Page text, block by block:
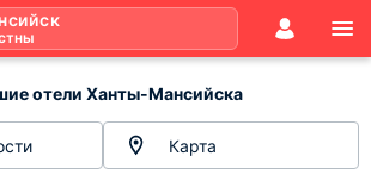
отели Ханты-Мансийска
Карта